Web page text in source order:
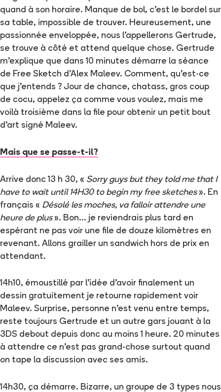
quand à son horaire. Manque de bol, c’est le bordel sur
sa table, impossible de trouver. Heureusement, une
passionnée enveloppée, nous l’appellerons Gertrude,
se trouve à côté et attend quelque chose. Gertrude
m’explique que dans 10 minutes démarre la séance
de Free Sketch d’Alex Maleev. Comment, qu’est-ce
que j’entends ? Jour de chance, chatass, gros coup
de cocu, appelez ça comme vous voulez, mais me
voilà troisième dans la file pour obtenir un petit bout
d’art signé Maleev.
Mais que se passe-t-il?
Arrive donc 13 h 30, « Sorry guys but they told me that I
have to wait until 14H30 to begin my free sketches». En
français « Désolé les moches, va falloir attendre une
heure de plus». Bon… je reviendrais plus tard en
espérant ne pas voir une file de douze kilomètres en
revenant. Allons grailler un sandwich hors de prix en
attendant.
14h10, émoustillé par l’idée d’avoir finalement un
dessin gratuitement je retourne rapidement voir
Maleev. Surprise, personne n’est venu entre temps,
reste toujours Gertrude et un autre gars jouant à la
3DS debout depuis donc au moins 1 heure. 20 minutes
à attendre ce n’est pas grand-chose surtout quand
on tape la discussion avec ses amis.
14h30, ça démarre. Bizarre, un groupe de 3 types nous